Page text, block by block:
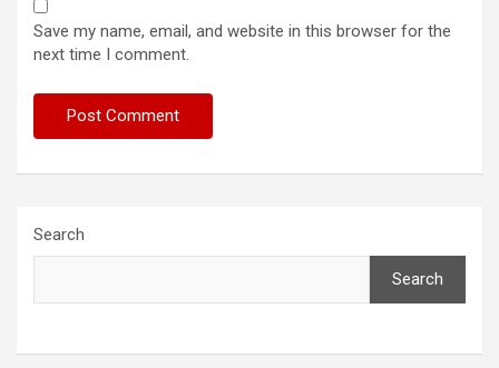
Save my name, email, and website in this browser for the
next time I comment.
Search
Search